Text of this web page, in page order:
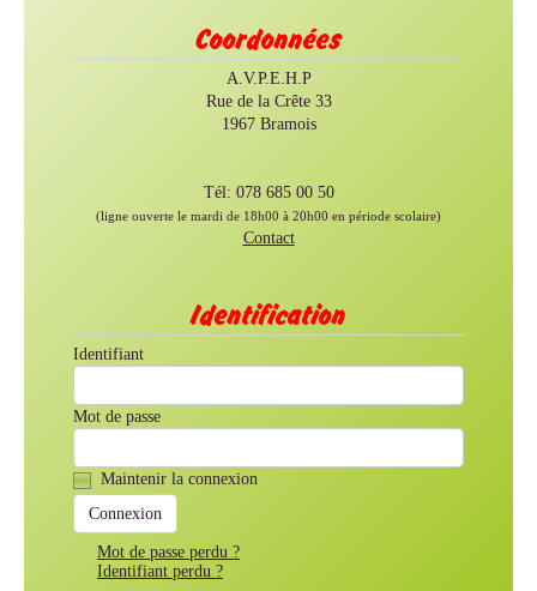
Coordonnées
A.V.P.E.H.P
Rue de la Crête 33
1967 Bramois
Tél: 078 685 00 50
(ligne ouverte le mardi de 18h00 à 20h00 en période scolaire)
Contact
Identification
Identifiant
Mot de passe
Maintenir la connexion
Mot de passe perdu ?
Identifiant perdu ?